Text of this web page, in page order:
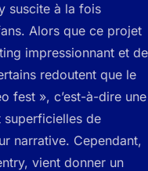
suscite à la fois
Alors que ce projet
impressionnant et de
redoutent que le
fest », c’est-à-dire une
superficielles de
narrative. Cependant,
vient donner un